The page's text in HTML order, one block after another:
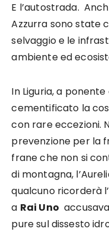
E l’autostrada.
Azzurra sono state
selvaggio e le
ambiente ed
In Liguria, a
cementificato la
con rare eccezioni.
prevenzione per la
frane che non si
di montagna,
qualcuno ricorderà
a Rai Uno
pure sul dissesto